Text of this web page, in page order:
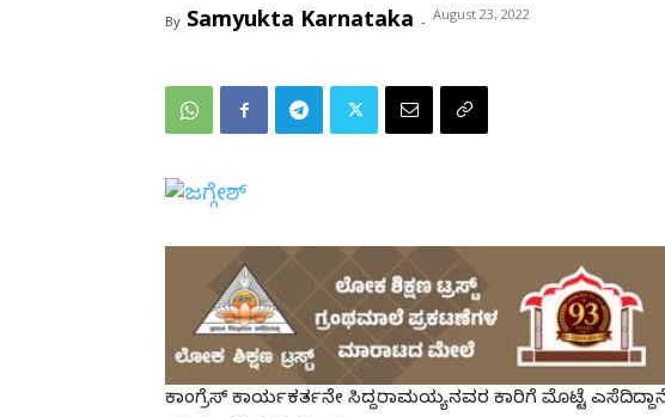
By Samyukta Karnataka - August 23, 2022
ಕಾಂಗ್ರೆಸ್ ಕಾರ್ಯಕರ್ತನೇ ಸಿದ್ದರಾಮಯ್ಯನವರ ಕಾರಿಗೆ ಮೊಟ್ಟೆ